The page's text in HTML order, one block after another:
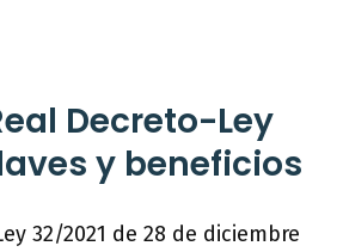
Decreto-Ley
y beneficios
32/2021 de 28 de diciembre